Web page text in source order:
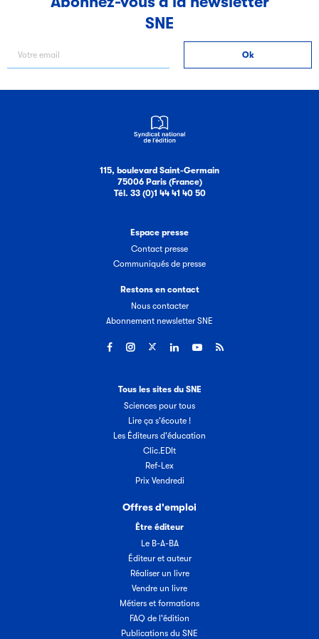
SNE
115, boulevard Saint-Germain
75006 Paris (France)
Tél. 33 (0)1 44 41 40 50
Espace presse
Contact presse
Communiqués de presse
Restons en contact
Nous contacter
Abonnement newsletter SNE
Tous les sites du SNE
Sciences pour tous
Lire ça s'écoute !
Les Éditeurs d'éducation
Clic.EDIt
Ref-Lex
Prix Vendredi
Offres d'emploi
Être éditeur
Le B-A-BA
Éditeur et auteur
Réaliser un livre
Vendre un livre
Métiers et formations
FAQ de l'édition
Publications du SNE
Filéas